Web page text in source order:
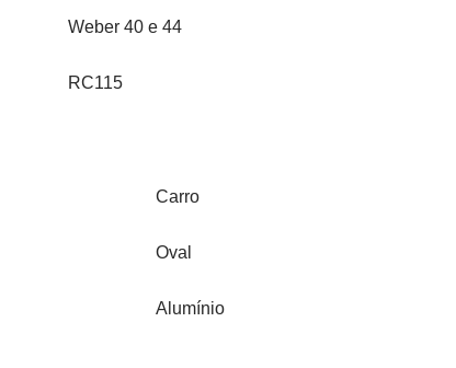
Weber 40 e 44
RC115
Carro
Oval
Alumínio